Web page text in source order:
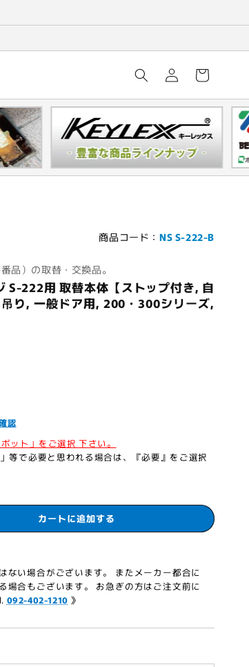
ロ
グ
イ
ン
ー
商品コード： NS S-222-B
品）の取替・交換品。
S-222用 取替本体【ストップ付き, 自
り, 一般ドア用, 200・300シリーズ,
認
ット」をご選択 下さい。
等で必要と思われる場合は、『必要』をご選択
カートに追加する
ない場合がございます。 またメーカー都合に
場合もございます。 お急ぎの方はご注文前に
092-402-1210 》